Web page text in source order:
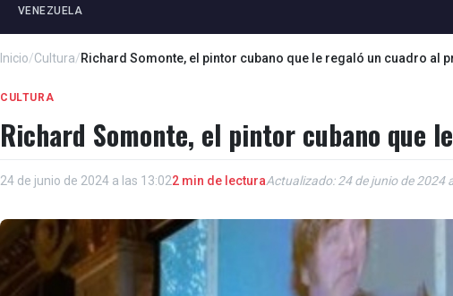
VENEZUELA
Inicio/Cultura/Richard Somonte, el pintor cubano que le regaló un cuadro al
CULTURA
Richard Somonte, el pintor cubano que
24 de junio de 2024 a las 13:022 min de lecturaActualizado: 24 de junio de 2024